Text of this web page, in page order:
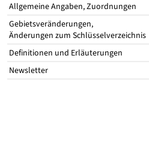
Allgemeine Angaben, Zuordnungen
Gebietsveränderungen,
Änderungen zum Schlüsselverzeichnis
Definitionen und Erläuterungen
Newsletter